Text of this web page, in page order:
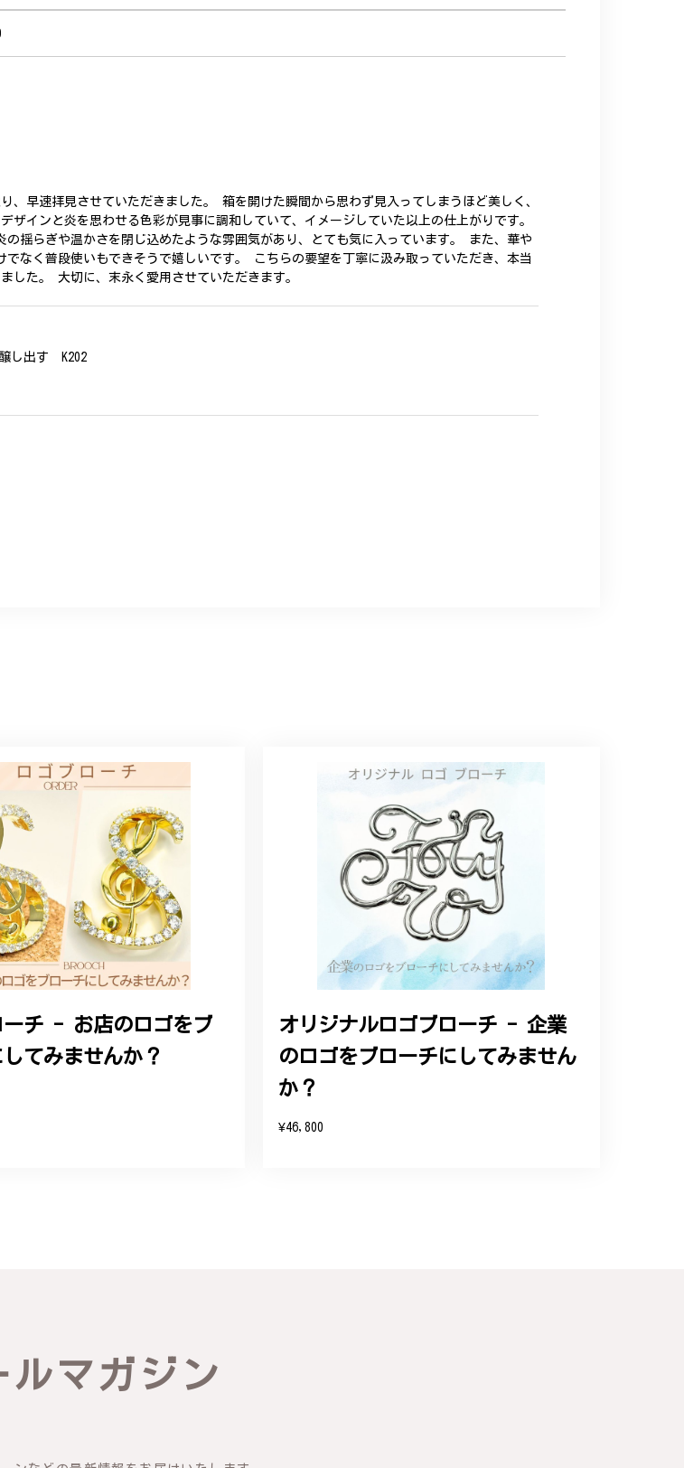
早速拝見させていただきました。 箱を開けた瞬間から思わず見入ってしまうほど美しく、
インと炎を思わせる色彩が見事に調和していて、イメージしていた以上の仕上がりです。
揺らぎや温かさを閉じ込めたような雰囲気があり、とても気に入っています。 また、華や
なく普段使いもできそうで嬉しいです。 こちらの要望を丁寧に汲み取っていただき、本当
した。 大切に、末永く愛用させていただきます。
し出す K202
た。実際に目にすると 華美すぎず丁寧なデザインで、イメージ以上にとても素敵な1点でし
ございました。
なデザイン B058
問にも速やかに回答下さり、信頼できるショップという印象を受けました。予想通り、届い
うございます。お客様にご満足いただけたこと、そして当店を信頼いただけたことを大
お言葉を頂戴し、励みになります。今後ともお客様にご満足頂けるサービスを心がけて
連絡ください。引き続きどうぞよろしくお願い申し上げます。
ーチ - お店のロゴをブ
してみませんか？
オリジナルロゴブローチ - 企業
のロゴをブローチにしてみません
か？
¥46,800
ルマガジン